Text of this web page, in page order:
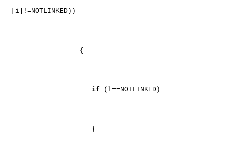
[i]!=NOTLINKED))
{
if (l==NOTLINKED)
{